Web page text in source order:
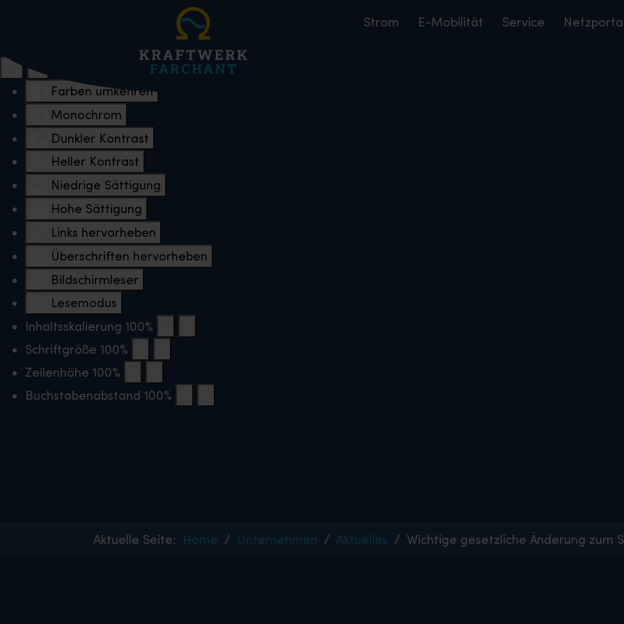
Farben umkehren
Monochrom
Dunkler Kontrast
Heller Kontrast
Niedrige Sättigung
Hohe Sättigung
Links hervorheben
Überschriften hervorheben
Bildschirmleser
Lesemodus
Inhaltsskalierung 100%
Schriftgröße 100%
Zeilenhöhe 100%
Buchstabenabstand 100%
Strom E-Mobilität Service
Aktuelle Seite: Home Unternehmen Aktuelles Wichtige gesetzliche Änderung zum